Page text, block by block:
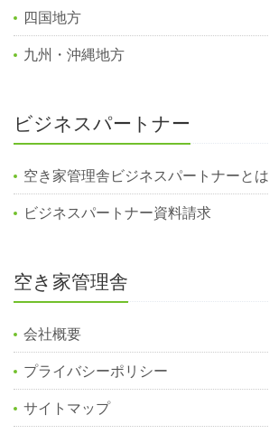
四国地方
九州・沖縄地方
ビジネスパートナー
空き家管理舎ビジネスパートナーとは
ビジネスパートナー資料請求
空き家管理舎
会社概要
プライバシーポリシー
サイトマップ